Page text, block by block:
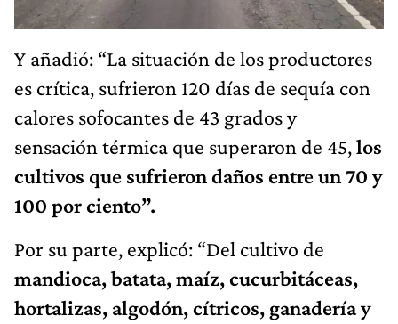
Y añadió: “La situación de los productores
es crítica, sufrieron 120 días de sequía con
calores sofocantes de 43 grados y
sensación térmica que superaron de 45,los
cultivos que sufrieron daños entre un 70 y
100 por ciento”.
Por su parte, explicó: “Del cultivo de
mandioca, batata, maíz, cucurbitáceas,
hortalizas, algodón, cítricos, ganadería y